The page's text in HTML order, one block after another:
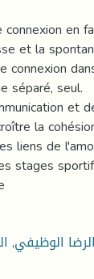
en
et la
connexion
séparé, seul.
et
la
liens de
stages
الرضا الوظيفي,